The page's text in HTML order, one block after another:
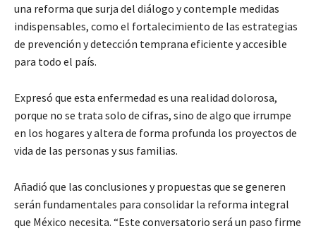
una reforma que surja del diálogo y contemple medidas
indispensables, como el fortalecimiento de las estrategias
de prevención y detección temprana eficiente y accesible
para todo el país.
Expresó que esta enfermedad es una realidad dolorosa,
porque no se trata solo de cifras, sino de algo que irrumpe
en los hogares y altera de forma profunda los proyectos de
vida de las personas y sus familias.
Añadió que las conclusiones y propuestas que se generen
serán fundamentales para consolidar la reforma integral
que México necesita. “Este conversatorio será un paso firme